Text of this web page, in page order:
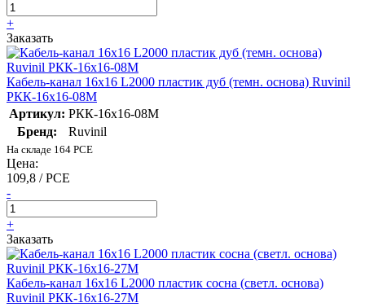
+
Заказать
Кабель-канал 16х16 L2000 пластик дуб (темн. основа) Ruvinil
РКК-16х16-08М
Артикул: РКК-16х16-08М
Бренд:
Ruvinil
На складе 164 PCE
Цена:
109,8 / PCE
-
+
Заказать
Кабель-канал 16х16 L2000 пластик сосна (светл. основа)
Ruvinil РКК-16х16-27М